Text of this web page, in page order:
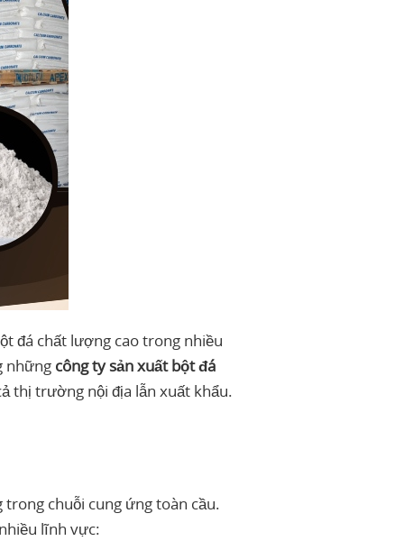
đá chất lượng cao trong nhiều
những công ty sản xuất bột đá
thị trường nội địa lẫn xuất khẩu.
chuỗi cung ứng toàn cầu.
lĩnh vực: